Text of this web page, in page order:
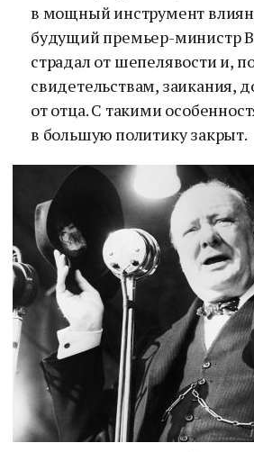
в мощный инструмент
будущий премьер-министр
страдал от шепелявости и,
свидетельствам, заикания,
от отца. С такими
в большую политику закрыт.